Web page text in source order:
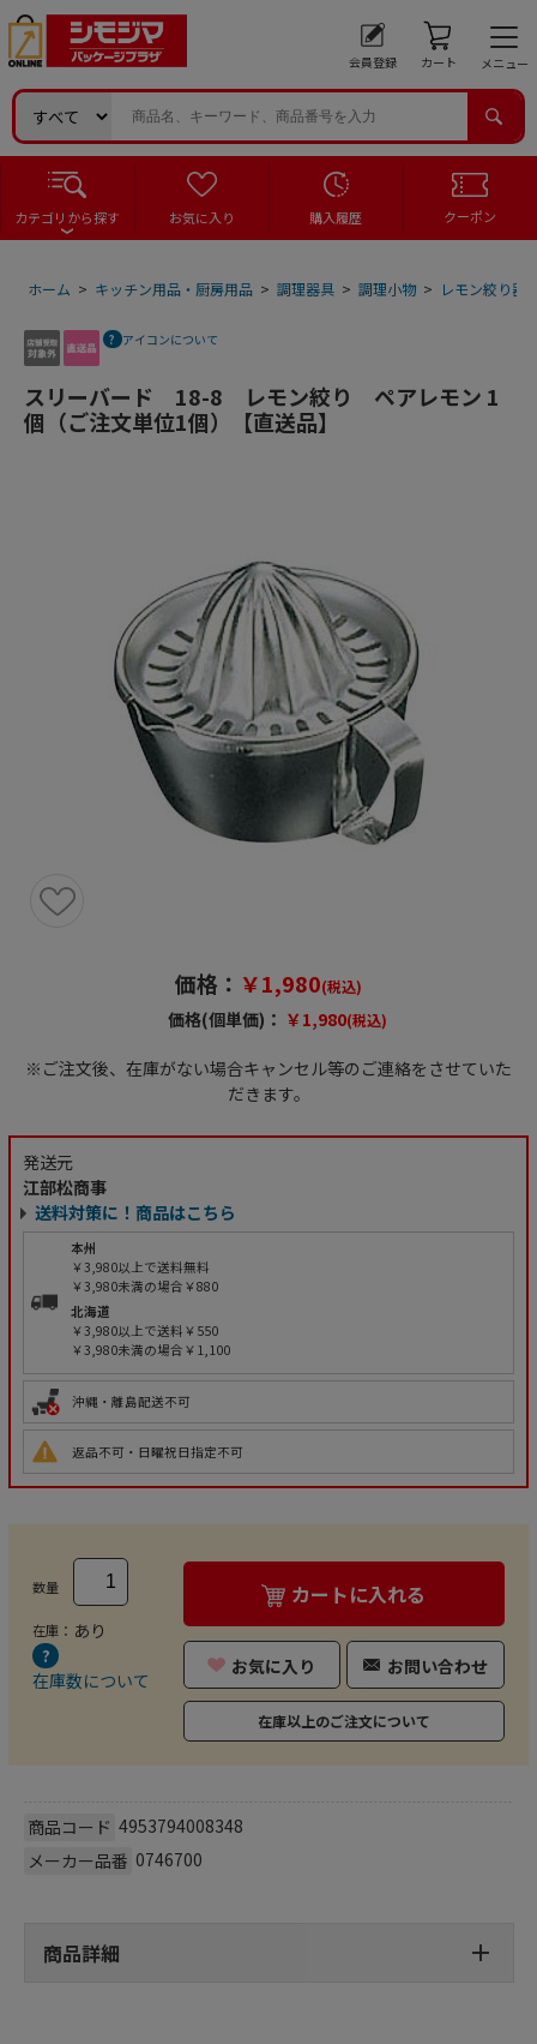
会員登録 カート メニュー
カテゴリから探す お気に入り 購入履歴 クーポン
ホーム > キッチン用品・厨房用品 > 調理器具 > 調理小物 > レモン絞り器
アイコンについて
スリーバード 18-8 レモン絞り ペアレモン 1
個（ご注文単位1個）【直送品】
価格： ￥1,980(税込)
価格(個単価)： ￥1,980(税込)
※ご注文後、在庫がない場合キャンセル等のご連絡をさせていた
だきます。
発送元
江部松商事
送料対策に！商品はこちら
本州
￥3,980以上で送料無料
￥3,980未満の場合￥880
北海道
￥3,980以上で送料￥550
￥3,980未満の場合￥1,100
沖縄・離島配送不可
返品不可・日曜祝日指定不可
数量
在庫： あり
在庫数について
カートに入れる
お気に入り お問い合わせ
在庫以上のご注文について
商品コード 4953794008348
メーカー品番 0746700
商品詳細